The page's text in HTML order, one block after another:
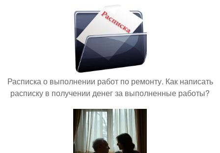
Расписка о выполнении работ по ремонту. Как написать
расписку в получении денег за выполненные работы?